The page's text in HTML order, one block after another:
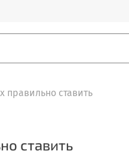
правильно ставить
ставить